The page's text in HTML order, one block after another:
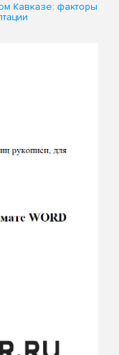
Кавказе: факторы